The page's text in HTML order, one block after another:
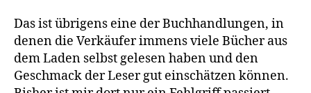
Das ist übrigens eine der Buchhandlungen, in
denen die Verkäufer immens viele Bücher aus
dem Laden selbst gelesen haben und den
Geschmack der Leser gut einschätzen können.